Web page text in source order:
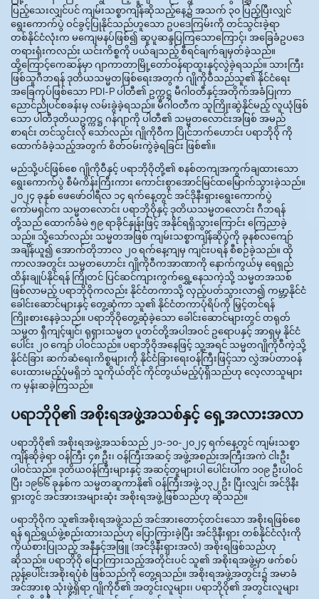
ပြည့်သေးလျှင်ပင် ကျမ်းသစ္စာကျိန်ဆိုသည့်နေ့၌ အသက် ၃၀ ပြည့်ပြီးလျှင်
ရွေးကောက်ပွဲ ဝင်ခွင့်ပြုနိုင်သည်ဟူသော ဥပဒေကြမ်းကို တင်သွင်းခဲ့ရာ
တစ်နိုင်ငံလုံးက မကျေမနပ်ဖြစ်၍ ဆူပူဆန္ဒပြကြသောကြောင့်၊ အခြေခံဥပဒေ
တရားရုံးကလည်း ယင်းကိစ္စကို ပယ်ချသည့် စီရင်ချက်ချမှတ်ခဲ့သည်။
ထို့ကြောင့်ကေဆန်မှာ ဂျာကာတာမြို့တော်ဝန်ရာထူးနှင့်လွဲခဲ့ရသည်။ သားကြီး
ဖြစ်သူဂီဘရန် ဒုတိယသမ္မတဖြစ်ရေးအတွက် ဂျိုကိုဝီသည်သူ၏ နိုင်ငံရေး
အခြေကုပ်ဖြစ်သော PDI-P ပါတီ၏ ဥက္ကဋ္ဌ မီဂါဝတီနှင့်အတိုက်အခံပြုကာ
ညောင်ညိုပင်စခန်းမှ လမ်းခွဲခဲ့ရသည်။ မီဂါဝတီက သူကြိုးဆွဲနိုင်မည့် လူယုံဖြစ်
သော ပါတီဒုတိယဥက္ကဋ္ဌ ဂန်ဂျာကို ပါတီ၏ သမ္မတလောင်းအဖြစ် အမည်
စာရင်း တင်သွင်းလို သော်လည်း ဂျိုကိုဝီက ပြိုင်ဘက်ဟောင်း ပရာဘိုဝို ကို
ထောက်ခံခဲ့သည့်အတွက် စိတ်ဝမ်းကွဲခဲ့ရခြင်း ဖြစ်၏။
မည်သို့ပင်ဖြစ်စေ ဂျိုကိုဝီနှင့် ပရာဘိုဝိုတို့၏ စနစ်တကျအကွက်ချထားသော
ရွေးကောက်ပွဲ စီမံကိန်းကြီးကား ကောင်းစွာအောင်မြင်ထမြောက်သွားခဲ့သည်။
၂၀၂၄ ခုနှစ် ဖေဖော်ဝါရီလ ၁၄ ရက်နေ့တွင် အင်ဒိုနီးရှားရွေးကောက်ပွဲ
ကော်မရှင်က သမ္မတလောင်း ပရာဘိုဝိုနှင့် ဒုတိယသမ္မတလောင်း ဂီဘရန်
တို့သည် ထောက်ခံမဲ ၅၉ ရာခိုင်နှုန်းဖြင့် အနိုင်ရရှိသွားကြောင်း ကြေညာခဲ့
သည်။ သို့သော်လည်း သမ္မတအဖြစ် ကျမ်းသစ္စာကျိန်ဆိုပွဲကို ခုနစ်လကျော်
အချိန်ယူ၍ အောက်တိုဘာလ ၂၀ ရက်နေ့ကျမှ ကျင်းပရန် စီစဉ်ခဲ့သည်။ ထို
ကာလအတွင်း သမ္မတဟောင်း ဂျိုကိုဝီကအာဏာကို နောက်ကွယ်မှ ရေရှည်
ထိန်းချုပ်နိုင်ရန် ကြိုတင် ပြင်ဆင်ကျားကွက်ရွှေ့နေသကဲ့သို့ သမ္မတအသစ်
ဖြစ်လာမည့် ပရာဘိုဝိုကလည်း နိုင်ငံတကာသို့ လှည့်ပတ်သွားလာ၍ ကမ္ဘာ့နိုင်ငံ
ခေါင်းဆောင်များနှင့် တွေ့ဆုံကာ သူ၏ နိုင်ငံတကာပုံရိပ်ကို မြှင့်တင်ရန်
ကြိုးစားနေခဲ့သည်။ ပရာဘိုဝိုတွေ့ဆုံခဲ့သော ခေါင်းဆောင်များတွင် တရုတ်
သမ္မတ ရှီကျင့်ဖျင်၊ ရုရှားသမ္မတ ပူတင်တို့အပါအဝင် ဥရောပနှင့် အာရှမှ နိုင်ငံ
ပေါင်း ၂၀ ကျော် ပါဝင်သည်။ ပရာဘိုဝိုအနေဖြင့် သူ့အရင် သမ္မတဂျိုကိုဝီကဲ့သို့
နိုင်ငံခြား ဆက်ဆံရေးကိစ္စများကို နိုင်ငံခြားရေးဝန်ကြီးဖြင့်သာ လွှဲအပ်တာဝန်
ပေးထားမည့်ပုံမရှိဘဲ သူကိုယ်တိုင် ကိုင်တွယ်မည့်ပုံရှိသည်ဟု လေ့လာသူများ
က မှန်းဆခဲ့ကြသည်။
ပရာဘိုဝို၏ အစိုးရအဖွဲ့အသစ်နှင့် ရှေ့အလားအလာ
ပရာဘိုဝို၏ အစိုးရအဖွဲ့အသစ်သည် ၂၁-၁၀-၂၀၂၄ ရက်နေ့တွင် ကျမ်းသစ္စာ
ကျိန်ဆိုခဲ့ရာ ဝန်ကြီး ၄၈ ဦး၊ ဝန်ကြီးအဆင့် အဖွဲ့အစည်းအကြီးအကဲ ငါးဦး
ပါဝင်သည်။ ဒုတိယဝန်ကြီးများနှင့် အဆင့်တူများပါ ပေါင်းပါက ၁၀၉ ဦးပါဝင်
ပြီး ၁၉၆၆ ခုနှစ်က သမ္မတဆူကာနို၏ ဝန်ကြီးအဖွဲ့ ၁၃၂ ဦး ပြီးလျှင်၊ အင်ဒိုနီး
ရှားတွင် အင်အားအများဆုံး အစိုးရအဖွဲ့ဖြစ်သည်ဟု ဆိုသည်။
ပရာဘိုဝိုက သူ၏အစိုးရအဖွဲ့သည် အင်အားတောင့်တင်းသော အစိုးရဖြစ်စေ
ရန် ရည်ရွယ်ဖွဲ့စည်းထားသည်ဟု ပြောကြားခဲ့ပြီး အင်ဒိုနီးရှား တစ်နိုင်ငံလုံးကို
ကိုယ်စားပြုသည့် အနီနှင့်အဖြူ (အင်ဒိုနီးရှားအလံ) အစိုးရဖြစ်သည်ဟု
ဆိုသည်။ ပရာဘိုဝို ပြောကြားသည့်အတိုင်းပင် သူ၏ အစိုးရအဖွဲ့မှာ ဖက်စပ်
ညွန့်ပေါင်းအစိုးရပုံစံ ဖြစ်သည်ကို တွေ့ရသည်။ အစိုးရအဖွဲ့အတွင်း၌ အမာခံ
အင်အားစု သုံးဖွဲ့ရှိရာ ဂျိုကိုဝီ၏ အတွင်းလူများ၊ ပရာဘိုဝို၏ အတွင်းလူများ